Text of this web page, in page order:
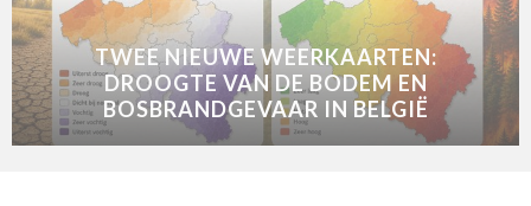
TWEE NIEUWE WEERKAARTEN:
DROOGTE VAN DE BODEM EN
BOSBRANDGEVAAR IN BELGIË